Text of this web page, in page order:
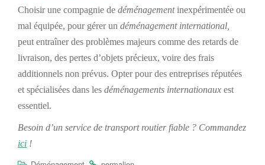
Choisir une compagnie de déménagementinexpérimentée ou
mal équipée, pour gérer un déménagement international,
peut entraîner des problèmes majeurs comme des retards de
livraison, des pertes d’objets précieux, voire des frais
additionnels non prévus. Opter pour des entreprises réputées
et spécialisées dans les déménagements internationaux est
essentiel.
Besoin d’un service de transport routier fiable ? Commandez
ici !